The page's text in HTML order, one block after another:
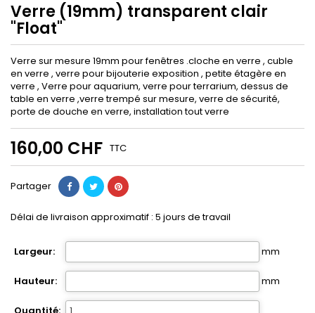
Verre (19mm) transparent clair
"Float"
Verre sur mesure 19mm pour fenêtres .cloche en verre , cuble
en verre , verre pour bijouterie exposition , petite étagère en
verre , Verre pour aquarium, verre pour terrarium, dessus de
table en verre ,verre trempé sur mesure, verre de sécurité,
porte de douche en verre, installation tout verre
160,00 CHF TTC
Partager
Délai de livraison approximatif : 5 jours de travail
Largeur: mm
Hauteur: mm